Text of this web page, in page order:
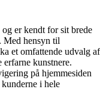
er kendt for sit brede
Med hensyn til
et omfattende udvalg af
erfarne kunstnere.
på hjemmesiden
i hele